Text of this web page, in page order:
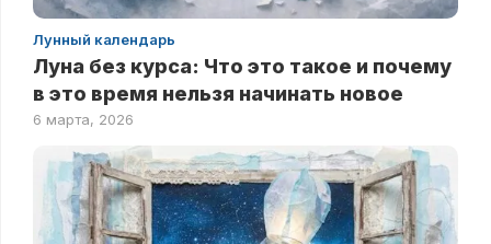
Лунный календарь
Луна без курса: Что это такое и почему
в это время нельзя начинать новое
6 марта, 2026